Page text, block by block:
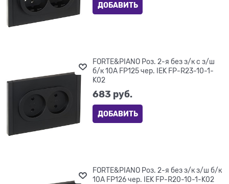
ДОБАВИТЬ
FORTE&PIANO Роз. 2-я без з/к с з/ш
б/к 10А FP125 чер. IEK FP-R23-10-1-
K02
683 руб.
ДОБАВИТЬ
FORTE&PIANO Роз. 2-я без з/к з/ш б/к
10А FP126 чер. IEK FP-R20-10-1-K02